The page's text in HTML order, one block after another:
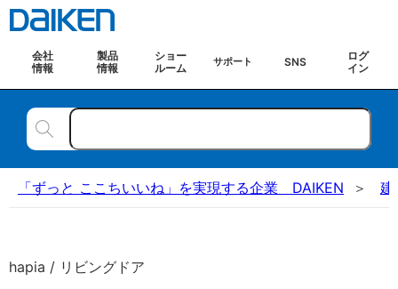
会社
情報
製品
情報
ショー
ルーム
サポート SNS
ログ
イン
「ずっと ここちいいね」を実現する企業 DAIKEN 建
hapia / リビングドア